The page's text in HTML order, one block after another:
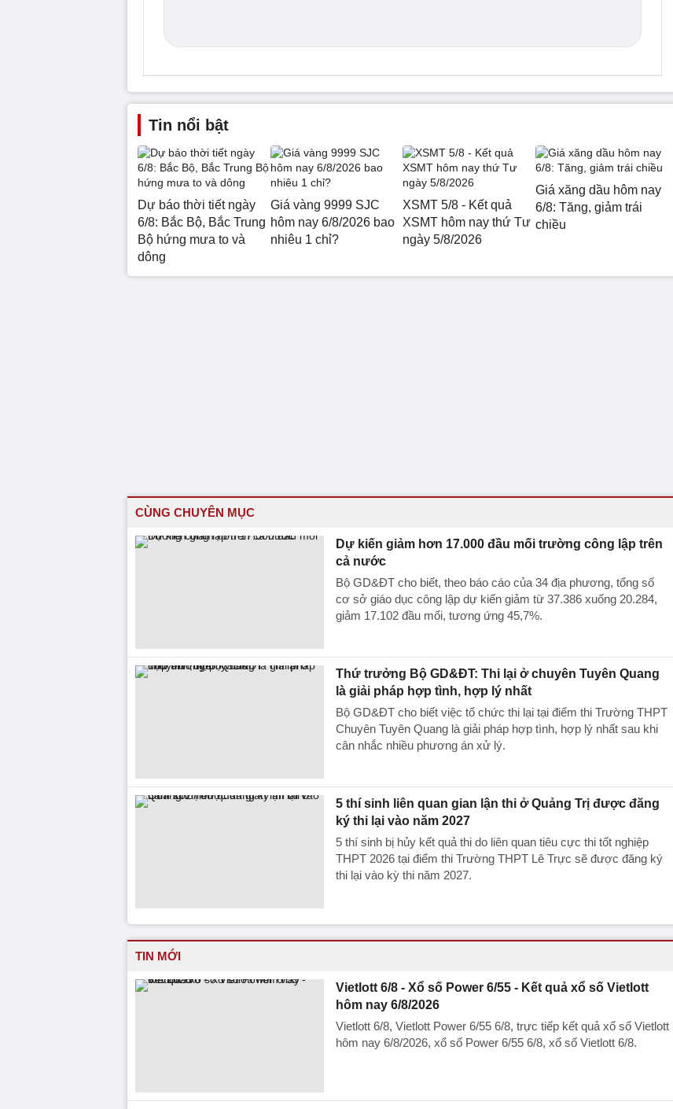
Tin nổi bật
Dự báo thời tiết ngày
6/8: Bắc Bộ, Bắc Trung
Bộ hứng mưa to và
dông
Giá vàng 9999 SJC
hôm nay 6/8/2026 bao
nhiêu 1 chỉ?
XSMT 5/8 - Kết quả
XSMT hôm nay thứ Tư
ngày 5/8/2026
Giá xăng dầu hôm nay
6/8: Tăng, giảm trái
chiều
CÙNG CHUYÊN MỤC
Dự kiến giảm hơn 17.000 đầu mối trường công lập trên
cả nước
Bộ GD&ĐT cho biết, theo báo cáo của 34 địa phương, tổng số
cơ sở giáo dục công lập dự kiến giảm từ 37.386 xuống 20.284,
giảm 17.102 đầu mối, tương ứng 45,7%.
Thứ trưởng Bộ GD&ĐT: Thi lại ở chuyên Tuyên Quang
là giải pháp hợp tình, hợp lý nhất
Bộ GD&ĐT cho biết việc tổ chức thi lại tại điểm thi Trường THPT
Chuyên Tuyên Quang là giải pháp hợp tình, hợp lý nhất sau khi
cân nhắc nhiều phương án xử lý.
5 thí sinh liên quan gian lận thi ở Quảng Trị được đăng
ký thi lại vào năm 2027
5 thí sinh bị hủy kết quả thi do liên quan tiêu cực thi tốt nghiệp
THPT 2026 tại điểm thi Trường THPT Lê Trực sẽ được đăng ký
thi lại vào kỳ thi năm 2027.
TIN MỚI
Vietlott 6/8 - Xổ số Power 6/55 - Kết quả xổ số Vietlott
hôm nay 6/8/2026
Vietlott 6/8, Vietlott Power 6/55 6/8, trực tiếp kết quả xổ số Vietlott
hôm nay 6/8/2026, xổ số Power 6/55 6/8, xổ số Vietlott 6/8.